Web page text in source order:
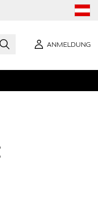
ANMELDUNG